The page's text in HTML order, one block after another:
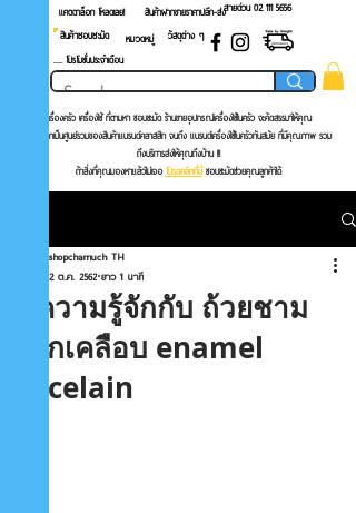
แคตตาล็อก โหลดเลย! สายด่วน 02 ​111 5656
สินค้าฝากขายราคาปลีก-ส่ง
สินค้าชอบชะมัด
หมวดหมู่
วัสดุต่าง ๆ
.... โปรโมชั่นประจำเดือน
เครื่องครัว เครื่องใช้ ที่ตามหาชอบชะมัด ร้านขายอุปกรณ์เครื่องใช้ในครัวจะค้ดสรรมาให้คุณ
เนื่องจากเป็นศูนย์รวมของสินค้าแบรนด์คลาสสิก จนถึง แบรนด์เครื่องใช้ในครัวทันสมัยที่มีคุณภาพ รวม
ถึงบริการส่งให้คุณถึงบ้าน !!!
ถ้าสิ่งที่คุณมองหาแล้วไม่เจอ โปรดคลิกที่นี่ชอบชะมัดช่วยคุณลูกค้าได้
ทำความรู้จักกับ ถ้วยชาม
เหล็กเคลือบ enamel
porcelain
shopchamuch TH
2 ต.ค. 2562 ยาว 1 นาที